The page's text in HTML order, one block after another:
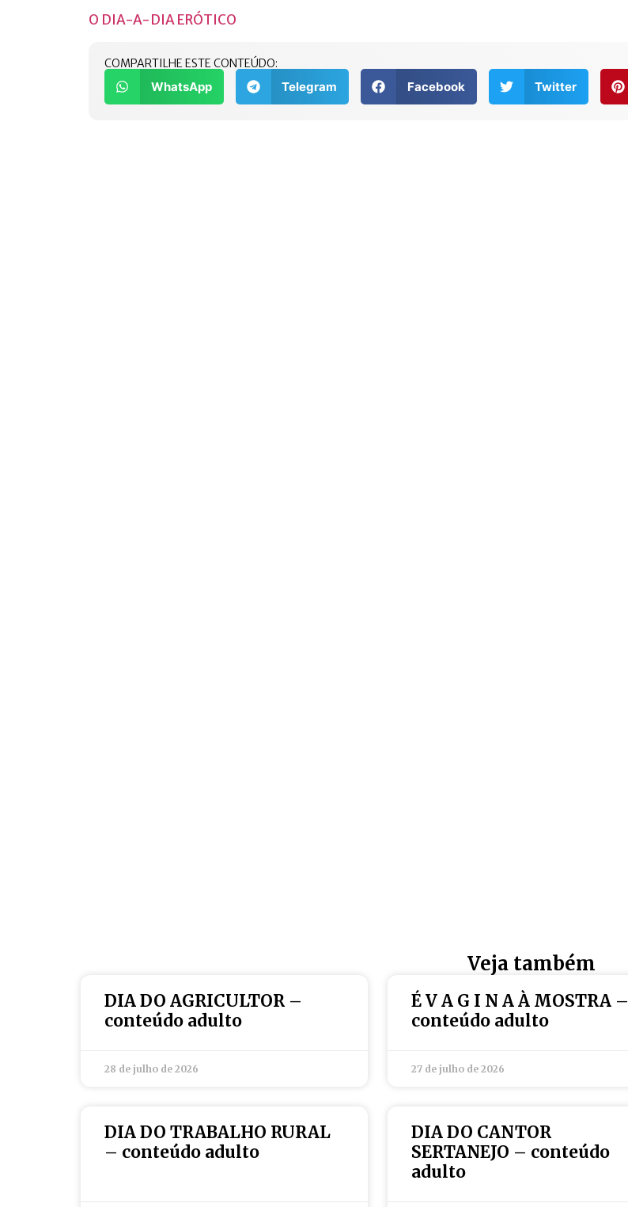
O DIA-A-DIA ERÓTICO
COMPARTILHE ESTE CONTEÚDO:
WhatsApp Telegram Facebook Twitter
Veja também
DIA DO AGRICULTOR –
conteúdo adulto
28 de julho de 2026
É V A G I N A À MOSTRA –
conteúdo adulto
27 de julho de 2026
DIA DO TRABALHO RURAL
– conteúdo adulto
DIA DO CANTOR
SERTANEJO – conteúdo
adulto